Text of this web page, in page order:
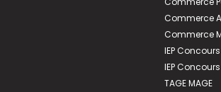
Commerce
Commerce
IEP
IEP
TAGE MAGE